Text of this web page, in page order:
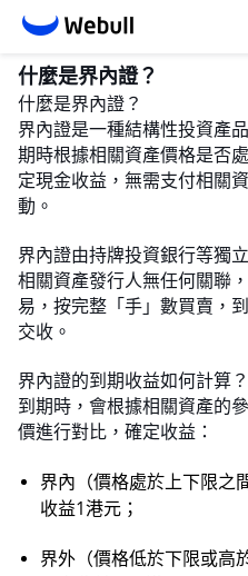
什麼是界內證？
什麼是界內證？
界內證是一種結構性投資產
期時根據相關資產價格是否
定現金收益，無需支付相關
動。
界內證由持牌投資銀行等獨
相關資產發行人無任何關聯
易，按完整「手」數買賣，
交收。
界內證的到期收益如何計算？
到期時，會根據相關資產的
價進行對比，確定收益：
界內（價格處於上下限之
收益1港元；
界外（價格低於下限或高